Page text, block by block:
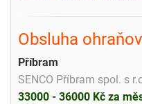
Obsluha
Příbram
SENCO Příbram spol. s
33000 - 36000 Kč za